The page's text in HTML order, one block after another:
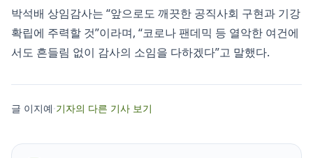
박석배 상임감사는 “앞으로도 깨끗한 공직사회 구현과 기강
확립에 주력할 것”이라며, “코로나 팬데믹 등 열악한 여건에
서도 흔들림 없이 감사의 소임을 다하겠다”고 말했다.
글 이지예·기자의 다른 기사 보기